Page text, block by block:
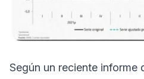
Según un reciente informe